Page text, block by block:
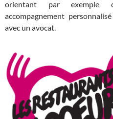
orientant par exemple
accompagnement
avec un avocat.